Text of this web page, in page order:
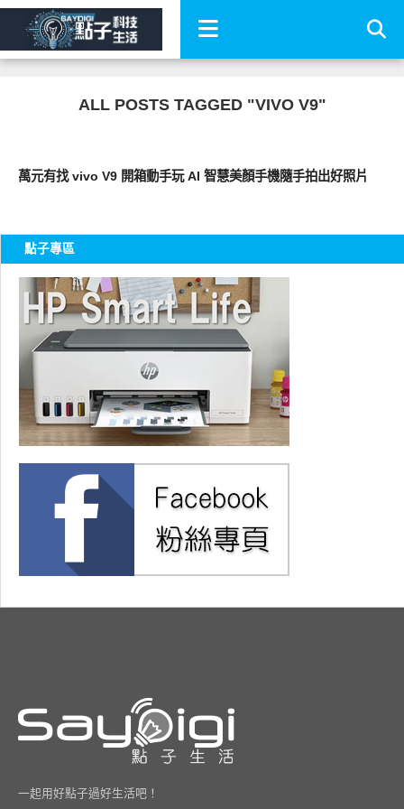
ALL POSTS TAGGED "VIVO V9"
萬元有找 vivo V9 開箱動手玩 AI 智慧美顏手機隨手拍出好照片
點子專區
一起用好點子過好生活吧！